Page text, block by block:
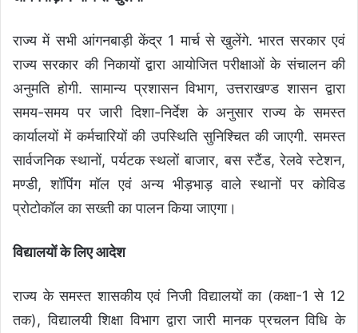
राज्य में सभी आंगनबाड़ी केंद्र 1 मार्च से खुलेंगे. भारत सरकार एवं
राज्य सरकार की निकायों द्वारा आयोजित परीक्षाओं के संचालन की
अनुमति होगी. सामान्य प्रशासन विभाग, उत्तराखण्ड शासन द्वारा
समय-समय पर जारी दिशा-निर्देश के अनुसार राज्य के समस्त
कार्यालयों में कर्मचारियों की उपस्थिति सुनिश्चित की जाएगी. समस्त
सार्वजनिक स्थानों, पर्यटक स्थलों बाजार, बस स्टैंड, रेलवे स्टेशन,
मण्डी, शॉपिंग मॉल एवं अन्य भीड़भाड़ वाले स्थानों पर कोविड
प्रोटोकॉल का सख्ती का पालन किया जाएगा।
विद्यालयों के लिए आदेश
राज्य के समस्त शासकीय एवं निजी विद्यालयों का (कक्षा-1 से 12
तक), विद्यालयी शिक्षा विभाग द्वारा जारी मानक प्रचलन विधि के